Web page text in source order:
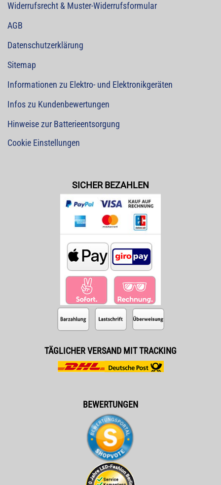
Widerrufsrecht & Muster-Widerrufsformular
AGB
Datenschutzerklärung
Sitemap
Informationen zu Elektro- und Elektronikgeräten
Infos zu Kundenbewertungen
Hinweise zur Batterieentsorgung
Cookie Einstellungen
SICHER BEZAHLEN
TÄGLICHER VERSAND MIT TRACKING
BEWERTUNGEN